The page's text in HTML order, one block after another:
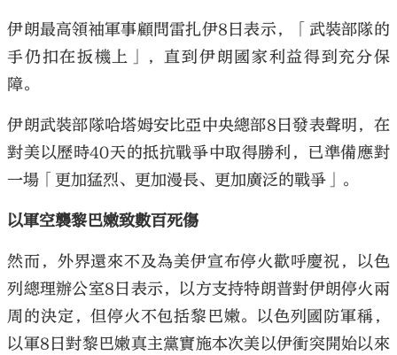
伊朗最高領袖軍事顧問雷扎伊8日表示，「武裝部隊的
手仍扣在扳機上」，直到伊朗國家利益得到充分保
障。
伊朗武裝部隊哈塔姆安比亞中央總部8日發表聲明，在
對美以歷時40天的抵抗戰爭中取得勝利，已準備應對
一場「更加猛烈、更加漫長、更加廣泛的戰爭」。
以軍空襲黎巴嫩致數百死傷
然而，外界還來不及為美伊宣布停火歡呼慶祝，以色
列總理辦公室8日表示，以方支持特朗普對伊朗停火兩
周的決定，但停火不包括黎巴嫩。以色列國防軍稱，
以軍8日對黎巴嫩真主黨實施本次美以伊衝突開始以來